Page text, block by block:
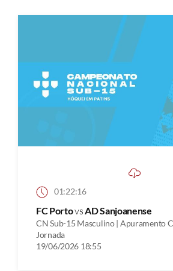
01:22:16
FC PortovsAD Sanjoanense
CN Sub-15 Masculino | Apuramento
Jornada
19/06/2026 18:55